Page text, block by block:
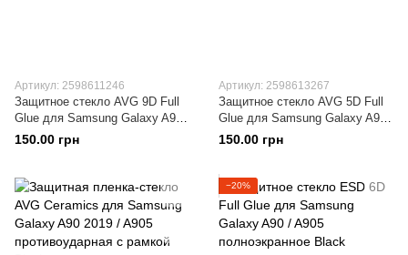
Артикул: 2598611246
Защитное стекло AVG 9D Full
Glue для Samsung Galaxy A90 /
A905 полноэкранное черное
150.00 грн
Артикул: 2598613267
Защитное стекло AVG 5D Full
Glue для Samsung Galaxy A90 /
A905 полноэкранное черное
150.00 грн
−20%